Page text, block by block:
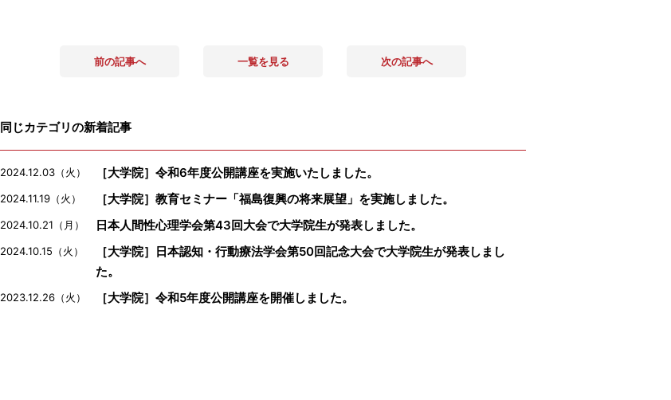
前の記事へ 一覧を見る 次の記事へ
同じカテゴリの新着記事
2024.12.03（火） ［大学院］令和6年度公開講座を実施いたしました。
2024.11.19（火） ［大学院］教育セミナー「福島復興の将来展望」を実施しました。
2024.10.21（月） 日本人間性心理学会第43回大会で大学院生が発表しました。
2024.10.15（火）
［大学院］日本認知・行動療法学会第50回記念大会で大学院生が発表しまし
た。
2023.12.26（火） ［大学院］令和5年度公開講座を開催しました。